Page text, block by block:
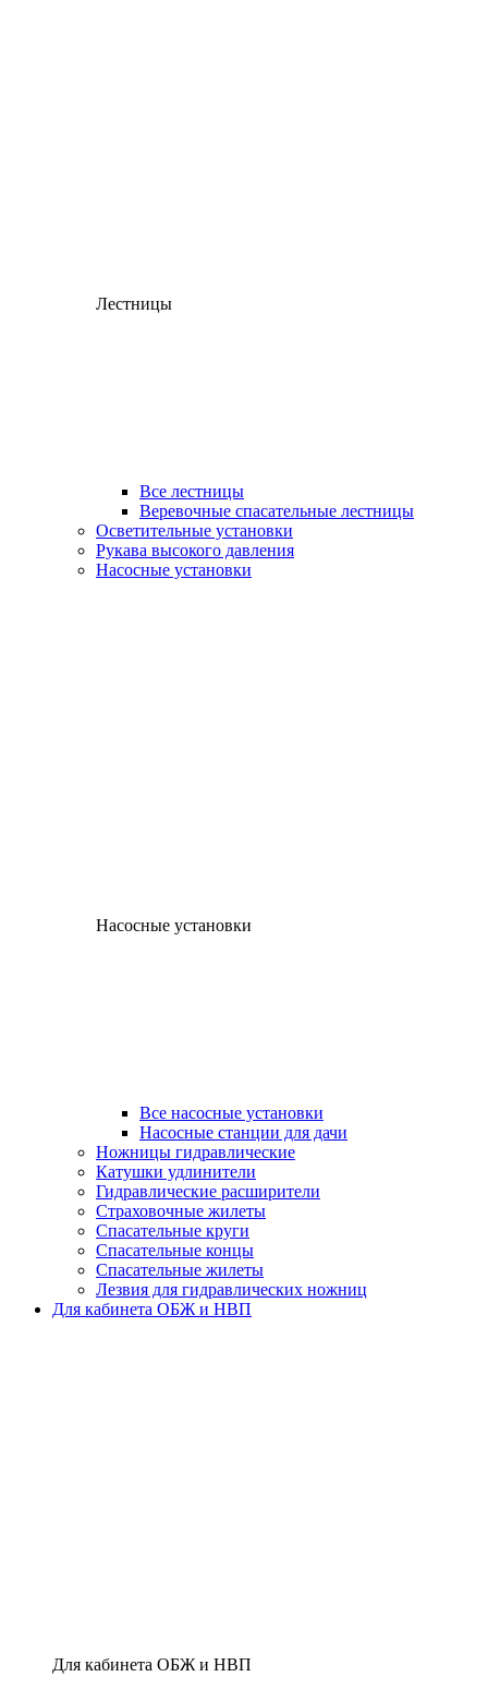
Лестницы
Все лестницы
Веревочные спасательные лестницы
Осветительные установки
Рукава высокого давления
Насосные установки
Насосные установки
Все насосные установки
Насосные станции для дачи
Ножницы гидравлические
Катушки удлинители
Гидравлические расширители
Страховочные жилеты
Спасательные круги
Спасательные концы
Спасательные жилеты
Лезвия для гидравлических ножниц
Для кабинета ОБЖ и НВП
Для кабинета ОБЖ и НВП